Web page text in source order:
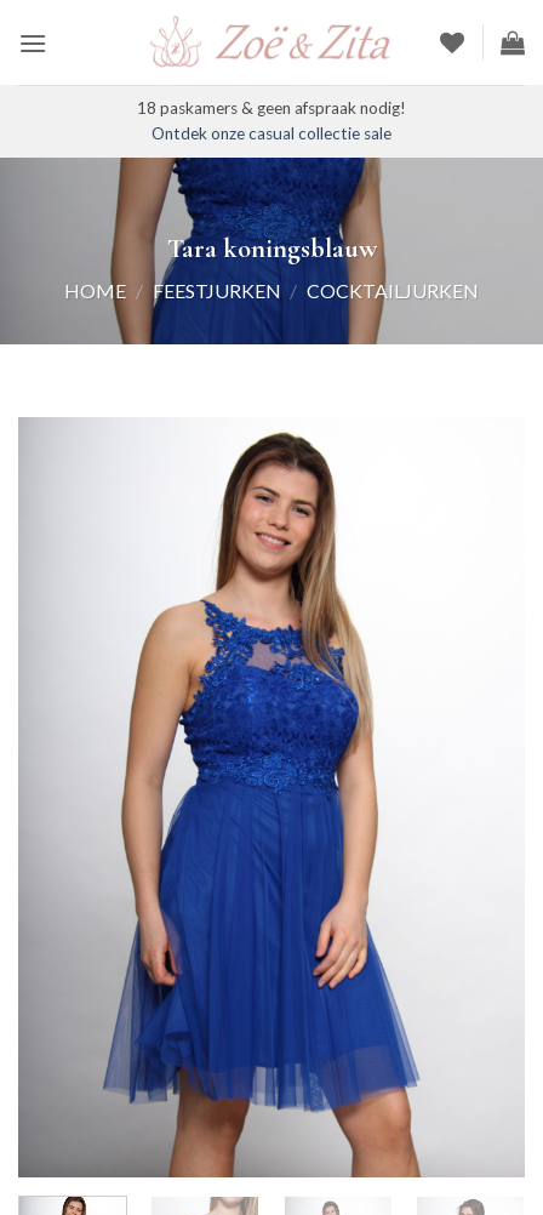
naar
18 paskamers & geen afspraak nodig!
Ontdek onze casual collectie sale
Tara koningsblauw
HOME / FEESTJURKEN / COCKTAILJURKEN